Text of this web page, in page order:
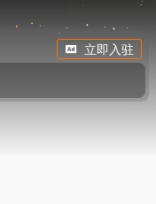
立即入驻